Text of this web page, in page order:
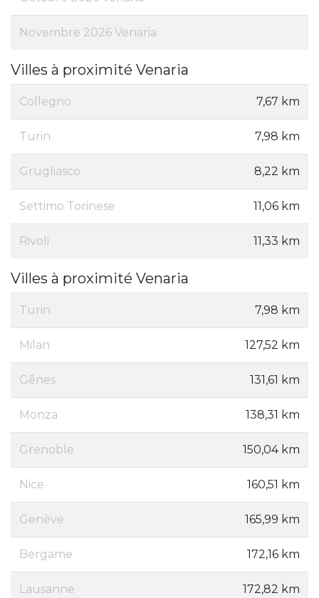
Novembre 2026 Venaria
Villes à proximité Venaria
Collegno 7,67 km
Turin 7,98 km
Grugliasco 8,22 km
Settimo Torinese 11,06 km
Rivoli 11,33 km
Villes à proximité Venaria
Turin 7,98 km
Milan 127,52 km
Gênes 131,61 km
Monza 138,31 km
Grenoble 150,04 km
Nice 160,51 km
Genève 165,99 km
Bergame 172,16 km
Lausanne 172,82 km